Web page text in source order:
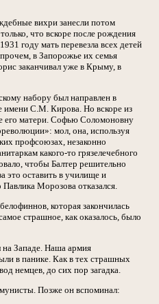
вихри занесли потом
что вскоре после рождения
году мать перевезла всех детей
в Запорожье их семья
заканчивал уже в Крыму, в
набору был направлен в
имени С.М. Кирова. Но вскоре из
его матери. Софью Соломоновну
мол, она, используя
профсоюзах, незаконно
какого-то грязелечебного
чтобы Балтер решительно
это оставить в училище и
Морозова отказался.
которая закончилась
страшное, как оказалось, было
на Западе. Наша армия
в панике. Как в тех страшных
немцев, до сих пор загадка.
Позже он вспоминал: